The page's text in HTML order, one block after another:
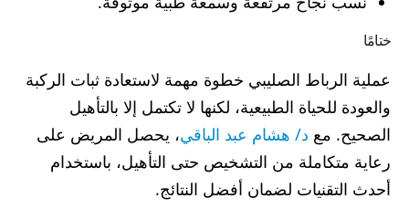
ختامًا
عملية الرباط الصليبي خطوة مهمة لاستعادة ثبات الركبة
والعودة للحياة الطبيعية، لكنها لا تكتمل إلا بالتأهيل
الصحيح. مع د/ هشام عبد الباقي، يحصل المريض على
رعاية متكاملة من التشخيص حتى التأهيل، باستخدام
أحدث التقنيات لضمان أفضل النتائج.